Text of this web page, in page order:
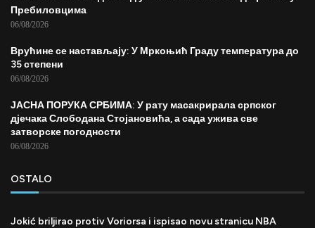
Пребиловцима
06/08/2026
Врућине се настављају: У Мркоњић Граду температура до
35 степени
06/08/2026
ЈАСНА ПОРУКА СРБИМА: У рату масакрирала српског
дјечака Слободана Стојановића, а сада ужива све
затворске погодности
06/08/2026
OSTALO
Jokić briljirao protiv Voriorsa i ispisao novu stranicu NBA